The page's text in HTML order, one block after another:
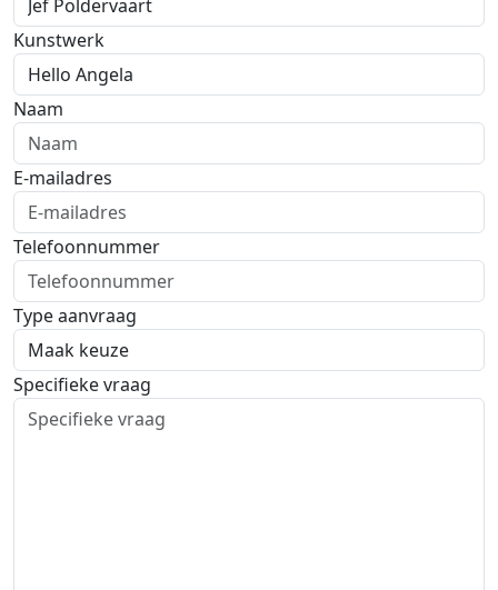
Kunstwerk
Naam
E-mailadres
Telefoonnummer
Type aanvraag
Specifieke vraag